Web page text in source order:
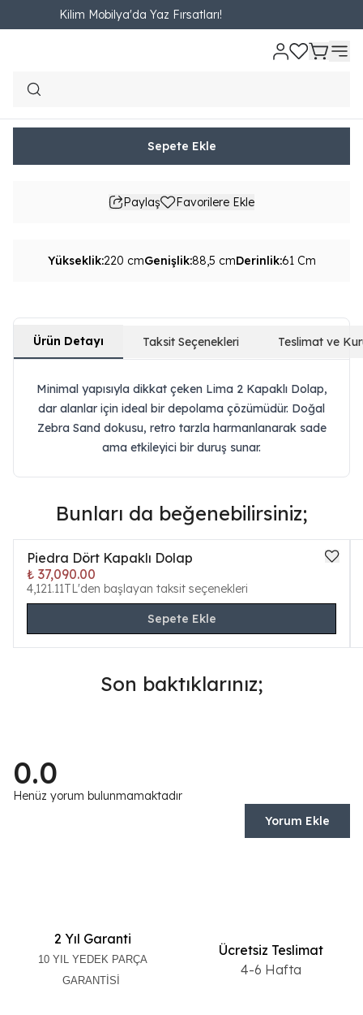
Kilim Mobilya'da Yaz Fırsatları!
Ana Sayfa YATAK ODASI Dolap Lima İki Kapaklı Dolap
₺ 26,970.00
Sepete Ekle
Paylaş Favorilere Ekle
Yükseklik:220 cmGenişlik:88,5 cmDerinlik:61 Cm
Ürün Detayı Taksit Seçenekleri Teslimat ve
Minimal yapısıyla dikkat çeken Lima 2 Kapaklı Dolap,
dar alanlar için ideal bir depolama çözümüdür. Doğal
Zebra Sand dokusu, retro tarzla harmanlanarak sade
ama etkileyici bir duruş sunar.
Bunları da beğenebilirsiniz;
Piedra Dört Kapaklı Dolap
₺ 37,090.00
4,121.11TL'den başlayan taksit seçenekleri
Sepete Ekle
Son baktıklarınız;
0.0
Henüz yorum bulunmamaktadır
Yorum Ekle
2 Yıl Garanti
10 YIL YEDEK PARÇA
GARANTİSİ
Ücretsiz Teslimat
4-6 Hafta